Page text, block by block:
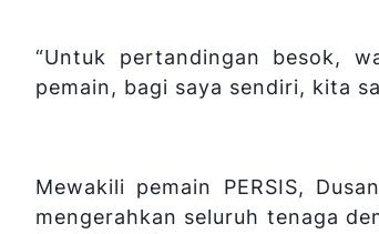
“Untuk pertandingan besok,
pemain, bagi saya sendiri, kita
Mewakili pemain PERSIS,
mengerahkan seluruh tenaga